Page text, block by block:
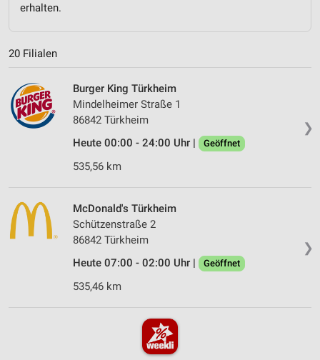
erhalten.
20 Filialen
❯
Burger King Türkheim
Mindelheimer Straße 1
86842 Türkheim
Heute 00:00 - 24:00 Uhr |
Geöffnet
535,56 km
❯
McDonald's Türkheim
Schützenstraße 2
86842 Türkheim
Heute 07:00 - 02:00 Uhr |
Geöffnet
535,46 km